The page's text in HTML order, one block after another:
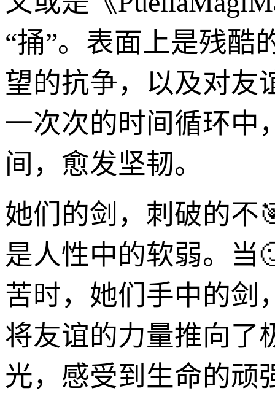
“捅”。表面上是残酷
望的抗争，以及对友
一次次的时间循环中
间，愈发坚韧。
她们的剑，刺破的不
是人性中的软弱。当
苦时，她们手中的剑
将友谊的力量推向了
光，感受到生命的顽